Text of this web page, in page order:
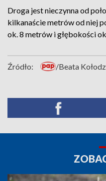
Droga jest nieczynna od
kilkanaście metrów od niej
ok. 8 metrów i głębokości
Źródło: /Beata